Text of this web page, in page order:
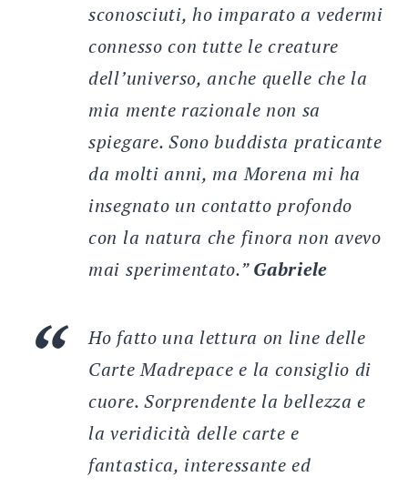
sconosciuti, ho imparato a vedermi
connesso con tutte le creature
dell’universo, anche quelle che la
mia mente razionale non sa
spiegare. Sono buddista praticante
da molti anni, ma Morena mi ha
insegnato un contatto profondo
con la natura che finora non avevo
mai sperimentato.”Gabriele
Ho fatto una lettura on line delle
Carte Madrepace e la consiglio di
cuore. Sorprendente la bellezza e
la veridicità delle carte e
fantastica, interessante ed